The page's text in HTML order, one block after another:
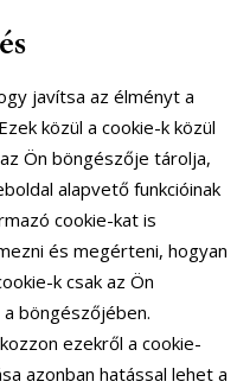
javítsa az élményt a
közül a cookie-k közül
Ön böngészője tárolja,
alapvető funkcióinak
cookie-kat is
és megérteni, hogyan
k csak az Ön
böngészőjében.
ezekről a cookie-
azonban hatással lehet a